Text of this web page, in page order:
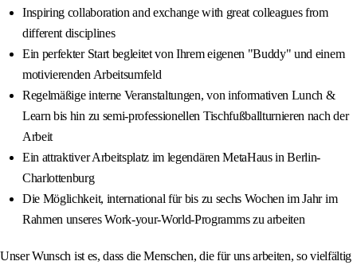
Inspiring collaboration and exchange with great colleagues from
different disciplines
Ein perfekter Start begleitet von Ihrem eigenen "Buddy" und einem
motivierenden Arbeitsumfeld
Regelmäßige interne Veranstaltungen, von informativen Lunch &
Learn bis hin zu semi-professionellen Tischfußballturnieren nach der
Arbeit
Ein attraktiver Arbeitsplatz im legendären MetaHaus in Berlin-
Charlottenburg
Die Möglichkeit, international für bis zu sechs Wochen im Jahr im
Rahmen unseres Work-your-World-Programms zu arbeiten
Unser Wunsch ist es, dass die Menschen, die für uns arbeiten, so vielfältig